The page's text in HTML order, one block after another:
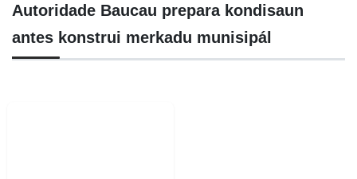
Autoridade Baucau prepara kondisaun
antes konstrui merkadu munisipál